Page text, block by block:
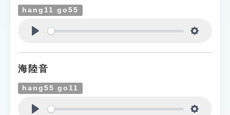
教學應用
貓頭鷹博士
hang11 go55
海陸音
hang55 go11